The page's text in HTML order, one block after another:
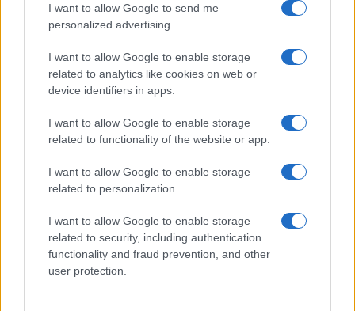
I want to allow Google to send me
personalized advertising.
I want to allow Google to enable storage
related to analytics like cookies on web or
device identifiers in apps.
I want to allow Google to enable storage
related to functionality of the website or app.
I want to allow Google to enable storage
related to personalization.
I want to allow Google to enable storage
related to security, including authentication
functionality and fraud prevention, and other
user protection.
partite e le date da segnare
Ilaria Mauri · 6 Ago 2026
BASKET